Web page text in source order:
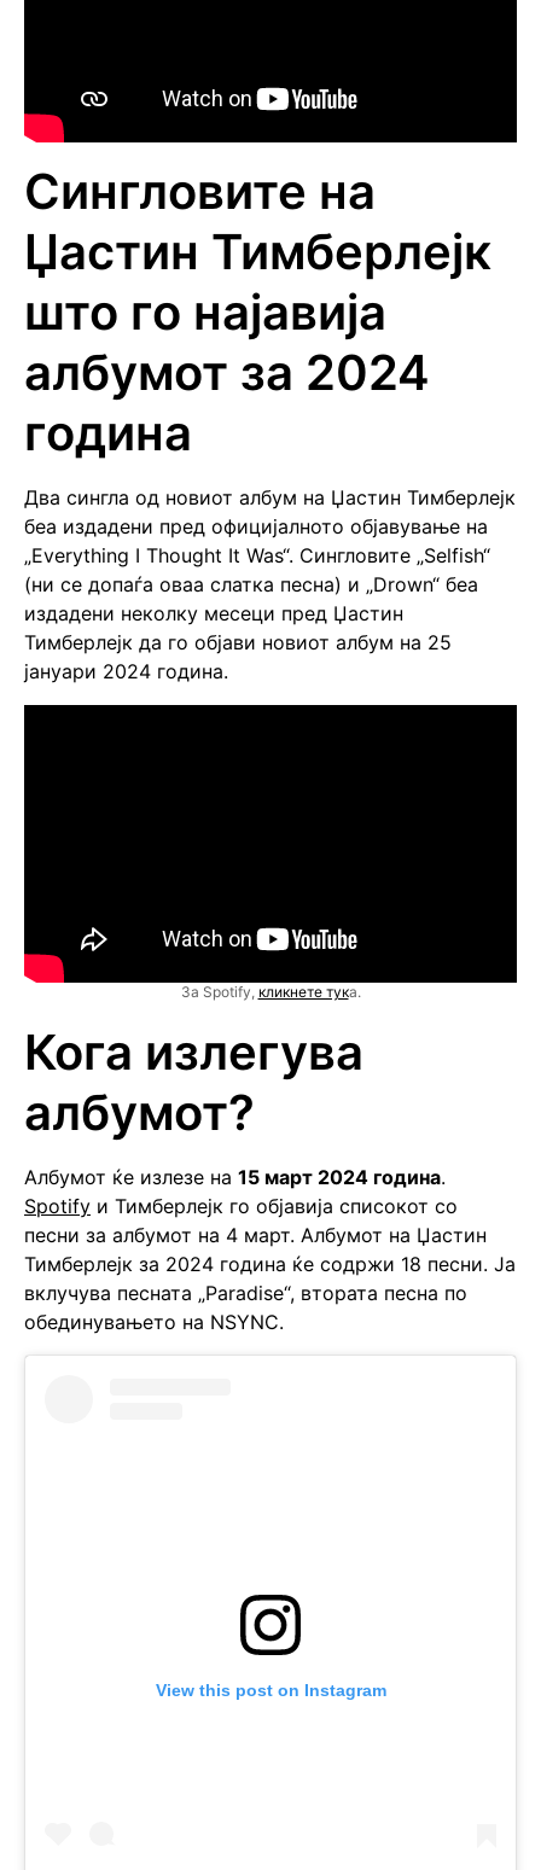
Сингловите на
Џастин Тимберлејк
што го најавија
албумот за 2024
година
Два сингла од новиот албум на Џастин Тимберлејк
беа издадени пред официјалното објавување на
„Everything I Thought It Was“. Сингловите „Selfish“
(ни се допаѓа оваа слатка песна) и „Drown“ беа
издадени неколку месеци пред Џастин
Тимберлејк да го објави новиот албум на 25
јануари 2024 година.
За Spotify, кликнете тука.
Кога излегува
албумот?
Албумот ќе излезе на 15 март 2024 година.
Spotify и Тимберлејк го објавија списокот со
песни за албумот на 4 март. Албумот на Џастин
Тимберлејк за 2024 година ќе содржи 18 песни. Ја
вклучува песната „Paradise“, втората песна по
обединувањето на NSYNC.
View this post on Instagram